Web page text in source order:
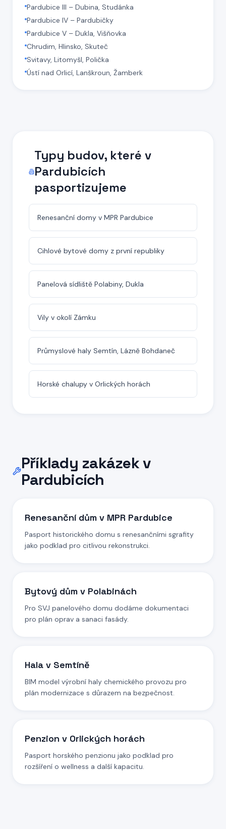
Pardubice III – Dubina, Studánka
Pardubice IV – Pardubičky
Pardubice V – Dukla, Višňovka
Chrudim, Hlinsko, Skuteč
Svitavy, Litomyšl, Polička
Ústí nad Orlicí, Lanškroun, Žamberk
Typy budov, kterév
Pardubicích
pasportizujeme
Renesanční domy v MPR Pardubice
Cihlové bytové domy z první republiky
Panelová sídliště Polabiny, Dukla
Vily v okolí Zámku
Průmyslové haly Semtín, Lázně Bohdaneč
Horské chalupy v Orlických horách
Příklady zakázekv
Pardubicích
Renesanční dům v MPR Pardubice
Pasport historického domu s renesančními sgrafity
jako podklad pro citlivou rekonstrukci.
Bytový dům v Polabinách
Pro SVJ panelového domu dodáme dokumentaci
pro plán oprav a sanaci fasády.
Hala v Semtíně
BIM model výrobní haly chemického provozu pro
plán modernizace s důrazem na bezpečnost.
Penzion v Orlických horách
Pasport horského penzionu jako podklad pro
rozšíření o wellness a další kapacitu.